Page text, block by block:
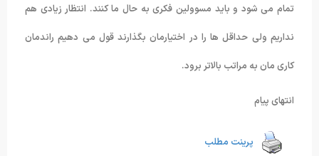
تمام می شود و باید مسوولین فکری به حال ما کنند. انتظار زیادی هم
نداریم ولی حداقل ها را در اختیارمان بگذارند قول می دهیم راندمان
کاری مان به مراتب بالاتر برود.
انتهای پیام
پرینت مطلب